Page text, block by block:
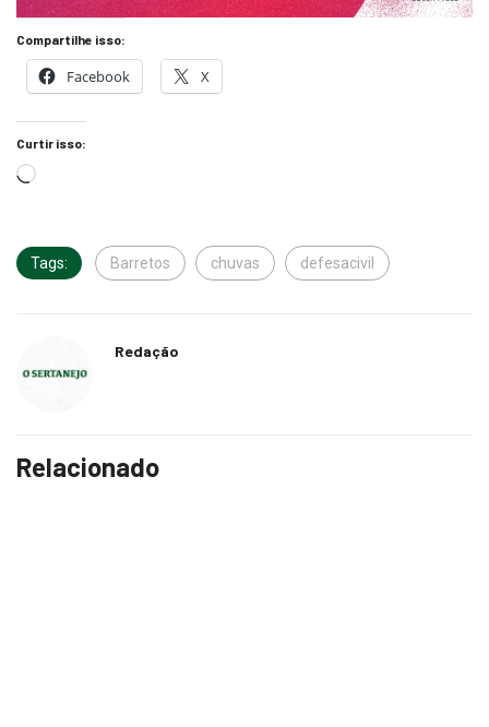
Compartilhe isso:
Facebook X
Curtir isso:
Tags: Barretos chuvas defesacivil
Redação
Relacionado